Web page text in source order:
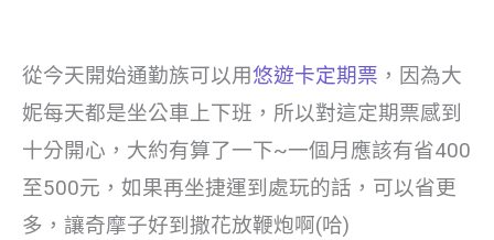
從今天開始通勤族可以用悠遊卡定期票 ，因為大
妮每天都是坐公車上下班，所以對這定期票感到
十分開心，大約有算了一下~一個月應該有省400
至500元，如果再坐捷運到處玩的話，可以省更
多，讓奇摩子好到撒花放鞭炮啊(哈)